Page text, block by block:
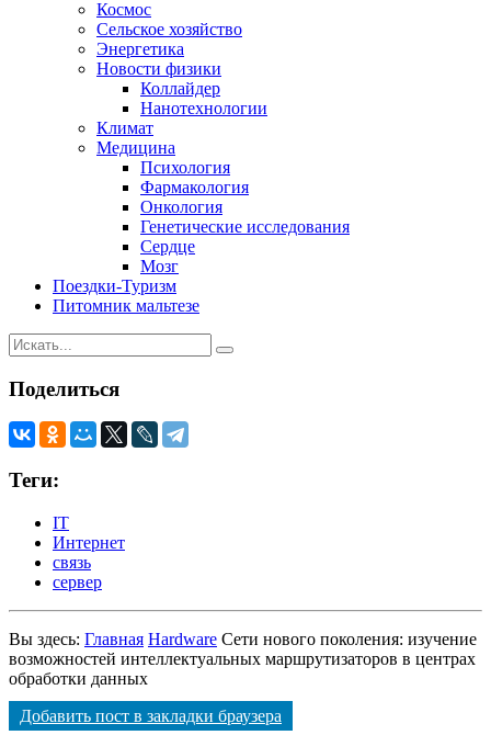
Космос
Сельское хозяйство
Энергетика
Новости физики
Коллайдер
Нанотехнологии
Климат
Медицина
Психология
Фармакология
Онкология
Генетические исследования
Сердце
Мозг
Поездки-Туризм
Питомник мальтезе
Поделиться
Теги:
IT
Интернет
связь
сервер
Вы здесь: Главная Hardware Сети нового поколения: изучение
возможностей интеллектуальных маршрутизаторов в центрах
обработки данных
Добавить пост в закладки браузера